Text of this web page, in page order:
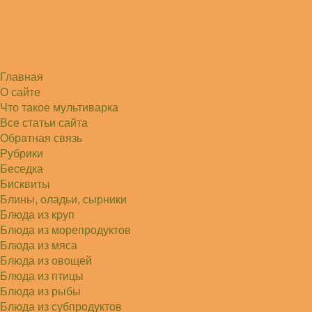
Главная
О сайте
Что такое мультиварка
Все статьи сайта
Обратная связь
Рубрики
Беседка
Бисквиты
Блины, оладьи, сырники
Блюда из круп
Блюда из морепродуктов
Блюда из мяса
Блюда из овощей
Блюда из птицы
Блюда из рыбы
Блюда из субпродуктов